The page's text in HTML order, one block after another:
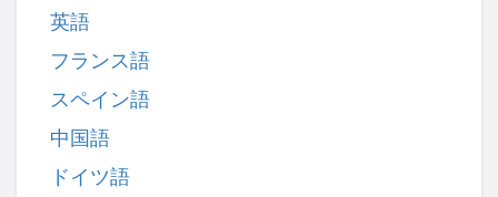
英語
フランス語
スペイン語
中国語
ドイツ語